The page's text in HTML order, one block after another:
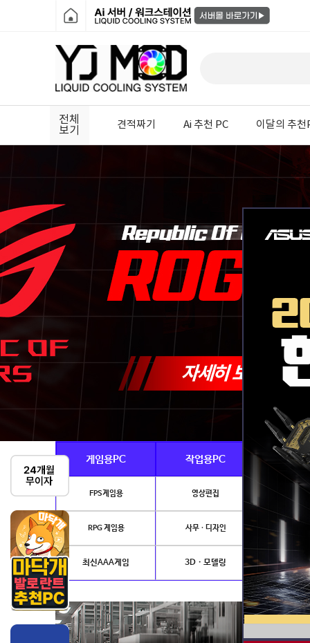
전체
보기
견적짜기 Ai 추천 PC 이달의 추천
게임용PC 작업용PC Ai · 전
FPS게임용 영상편집
RPG 게임용 사무 · 디자인
최신AAA게임 3D · 모델링 NVIDIA